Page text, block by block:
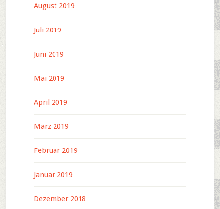
August 2019
Juli 2019
Juni 2019
Mai 2019
April 2019
März 2019
Februar 2019
Januar 2019
Dezember 2018